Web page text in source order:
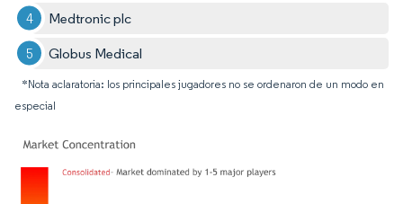
Medtronic plc
Globus Medical
*Nota aclaratoria: los principales jugadores no se ordenaron de un modo en
especial